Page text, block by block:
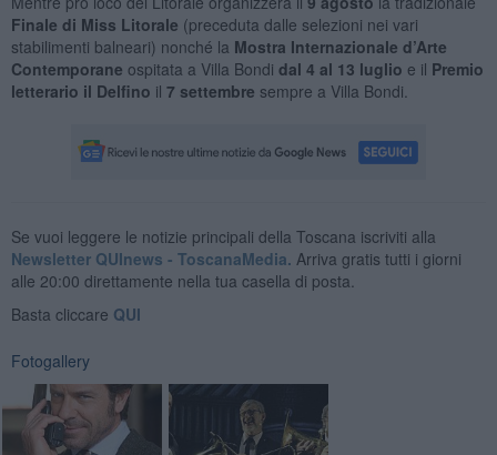
Finale di Miss Litorale (preceduta dalle selezioni nei vari
stabilimenti balneari) nonché la Mostra Internazionale d’Arte
Contemporane ospitata a Villa Bondi dal 4 al 13 luglio e il Premio
letterario il Delfino il 7 settembre sempre a Villa Bondi.
Se vuoi leggere le notizie principali della Toscana iscriviti alla
Newsletter QUInews - ToscanaMedia. Arriva gratis tutti i giorni
alle 20:00 direttamente nella tua casella di posta.
Basta cliccare QUI
Fotogallery